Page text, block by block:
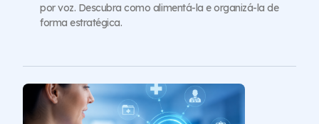
por voz. Descubra como alimentá-la e organizá-la de
forma estratégica.